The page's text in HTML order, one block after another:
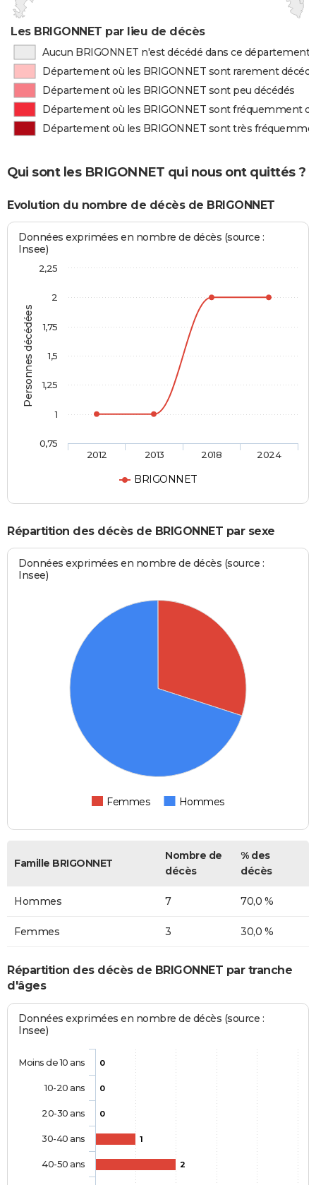
Les BRIGONNET par lieu de décès
Aucun BRIGONNET n'est décédé dans ce département
Département où les BRIGONNET sont rarement
Département où les BRIGONNET sont peu décédés
Département où les BRIGONNET sont fréquemment
Département où les BRIGONNET sont très
Qui sont les BRIGONNET qui nous ont quittés ?
Evolution du nombre de décès de BRIGONNET
Personnes décédées
Données exprimées en nombre de décès (source :
Insee)
BRIGONNET
2012 2013 2018 2024
0,75
1
1,25
1,5
1,75
2
2,25
Répartition des décès de BRIGONNET par sexe
Données exprimées en nombre de décès (source :
Insee)
Femmes Hommes
Famille BRIGONNET
Nombre de
décès
% des
décès
Hommes 7 70,0 %
Femmes 3 30,0 %
Répartition des décès de BRIGONNET par tranche
d'âges
Données exprimées en nombre de décès (source :
Insee)
0
0
0
1
2
Moins de 10 ans
10-20 ans
20-30 ans
30-40 ans
40-50 ans